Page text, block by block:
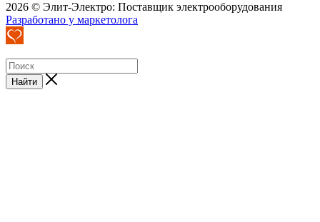
2026 © Элит-Электро: Поставщик электрооборудования
Разработано у маркетолога
Найти